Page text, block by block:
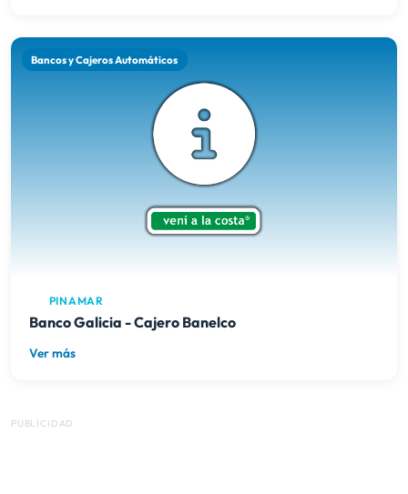
Bancos y Cajeros Automáticos
PINAMAR
Banco Galicia - Cajero Banelco
Ver más
PUBLICIDAD